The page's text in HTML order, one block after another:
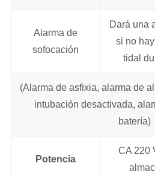
Alarma de
sofocación
Dará una
si no
tidal
(Alarma de asfixia, alarma de
intubación desactivada,
batería)
Potencia
CA 220